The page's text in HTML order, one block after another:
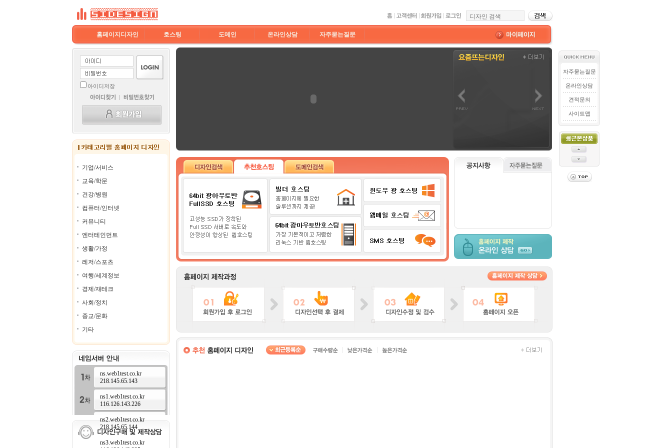
홈페이지디자인 호스팅 도메인 온라인상담 자주묻는질문
아이디저장
기업/서비스
교육/학문
건강/병원
컴퓨터/인터넷
커뮤니티
엔터테인먼트
생활/가정
레저/스포츠
여행/세계정보
경제/재테크
사회/정치
종교/문화
기타
ns.web1test.co.kr
218.145.65.143
ns1.web1test.co.kr
116.126.143.226
ns2.web1test.co.kr
218.145.65.144
ns3.web1test.co.kr
자주묻는질문
온라인상담
견적문의
사이트맵